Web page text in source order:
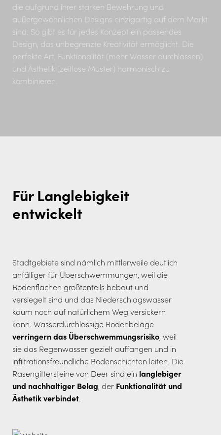
die aufgrund ihrer starken Bewehrung und
außergewöhnlichen Designs einzigartig auf dem Markt
sind. So gibt es für jedes Konzept ein passendes
Design, das unbegrenzte Kreativität ermöglicht. Die
perfekte Art, Funktionalität (mehr Wasser durchlassen)
und Ästhetik (zeitlose Muster) harmonisch zu
kombinieren.
Für Langlebigkeit
entwickelt
Stadtgebiete sind nämlich mittlerweile deutlich
anfälliger für Überschwemmungen, weil die
Bodenflächen größtenteils bebaut und
versiegelt sind und das Niederschlagswasser
kaum noch auf natürlichem Weg versickern
kann. Wasserdurchlässige Bodenbeläge
verringern das Überschwemmungsrisiko, weil
sie das Regenwasser gezielt auffangen und in
infiltrationsfreundliche Bodenschichten leiten. Die
Rasengittersteine von Deer sind ein langlebiger
und nachhaltiger Belag, der Funktionalität und
Ästhetik verbindet